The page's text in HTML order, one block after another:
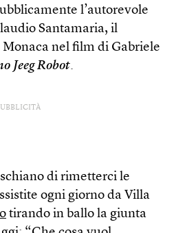
l’autorevole
Santamaria, il
nel film di Gabriele
Jeeg Robot.
di rimetterci le
ogni giorno da Villa
tirando in ballo la giunta